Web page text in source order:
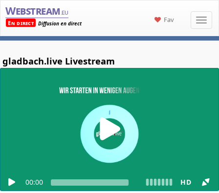
Webstream .eu
En direct
Diffusion en direct Fav
gladbach.live Livestream
00:00 HD